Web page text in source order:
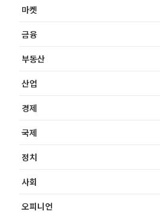
마켓
금융
부동산
산업
경제
국제
정치
사회
오피니언